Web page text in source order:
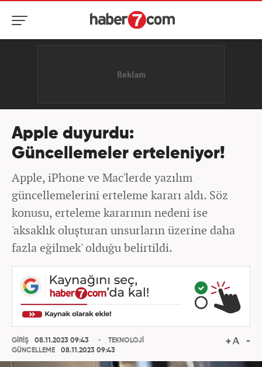
Apple duyurdu:
Güncellemeler erteleniyor!
Apple, iPhone ve Mac'lerde yazılım
güncellemelerini erteleme kararı aldı. Söz
konusu, erteleme kararının nedeni ise
'aksaklık oluşturan unsurların üzerine daha
fazla eğilmek' olduğu belirtildi.
GİRİŞ
08.11.2023 09:43
GÜNCELLEME
08.11.2023 09:43
TEKNOLOJİ